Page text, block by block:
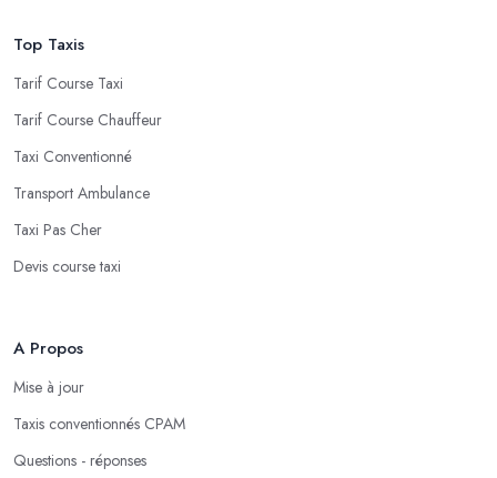
Top Taxis
Tarif Course Taxi
Tarif Course Chauffeur
Taxi Conventionné
Transport Ambulance
Taxi Pas Cher
Devis course taxi
A Propos
Mise à jour
Taxis conventionnés CPAM
Questions - réponses